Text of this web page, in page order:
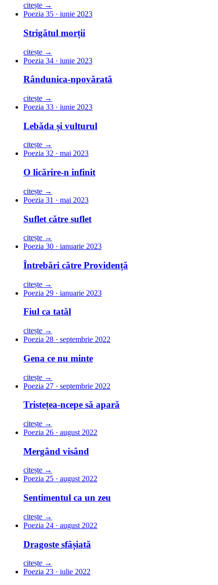
citește →
Poezia 35 · iunie 2023
Strigătul morții
citește →
Poezia 34 · iunie 2023
Rândunica-npovărată
citește →
Poezia 33 · iunie 2023
Lebăda și vulturul
citește →
Poezia 32 · mai 2023
O licărire-n infinit
citește →
Poezia 31 · mai 2023
Suflet către suflet
citește →
Poezia 30 · ianuarie 2023
Întrebări către Providență
citește →
Poezia 29 · ianuarie 2023
Fiul ca tatăl
citește →
Poezia 28 · septembrie 2022
Gena ce nu minte
citește →
Poezia 27 · septembrie 2022
Tristețea-ncepe să apară
citește →
Poezia 26 · august 2022
Mergând visând
citește →
Poezia 25 · august 2022
Sentimentul ca un zeu
citește →
Poezia 24 · august 2022
Dragoste sfâșiată
citește →
Poezia 23 · iulie 2022